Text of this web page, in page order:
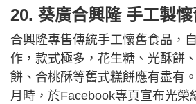
20. 葵廣合興隆 手工製
合興隆專售傳統手工懷舊食品，
作，款式極多，花生糖、光酥餅
餅、合桃酥等舊式糕餅應有盡有
月時，於Facebook專頁宣布光榮